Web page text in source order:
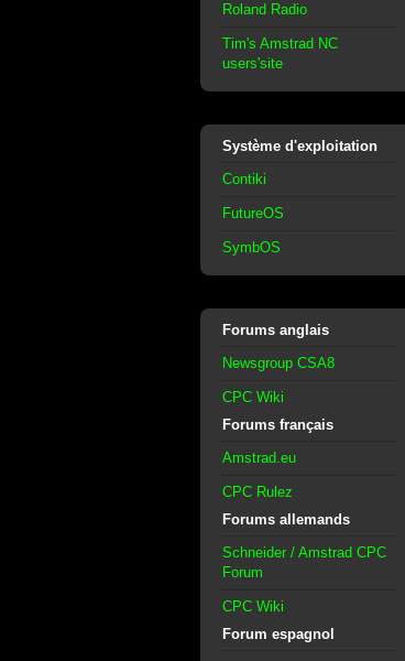
Roland Radio
Tim's Amstrad NC
users'site
Système d'exploitation
Contiki
FutureOS
SymbOS
Forums anglais
Newsgroup CSA8
CPC Wiki
Forums français
Amstrad.eu
CPC Rulez
Forums allemands
Schneider / Amstrad CPC
Forum
CPC Wiki
Forum espagnol